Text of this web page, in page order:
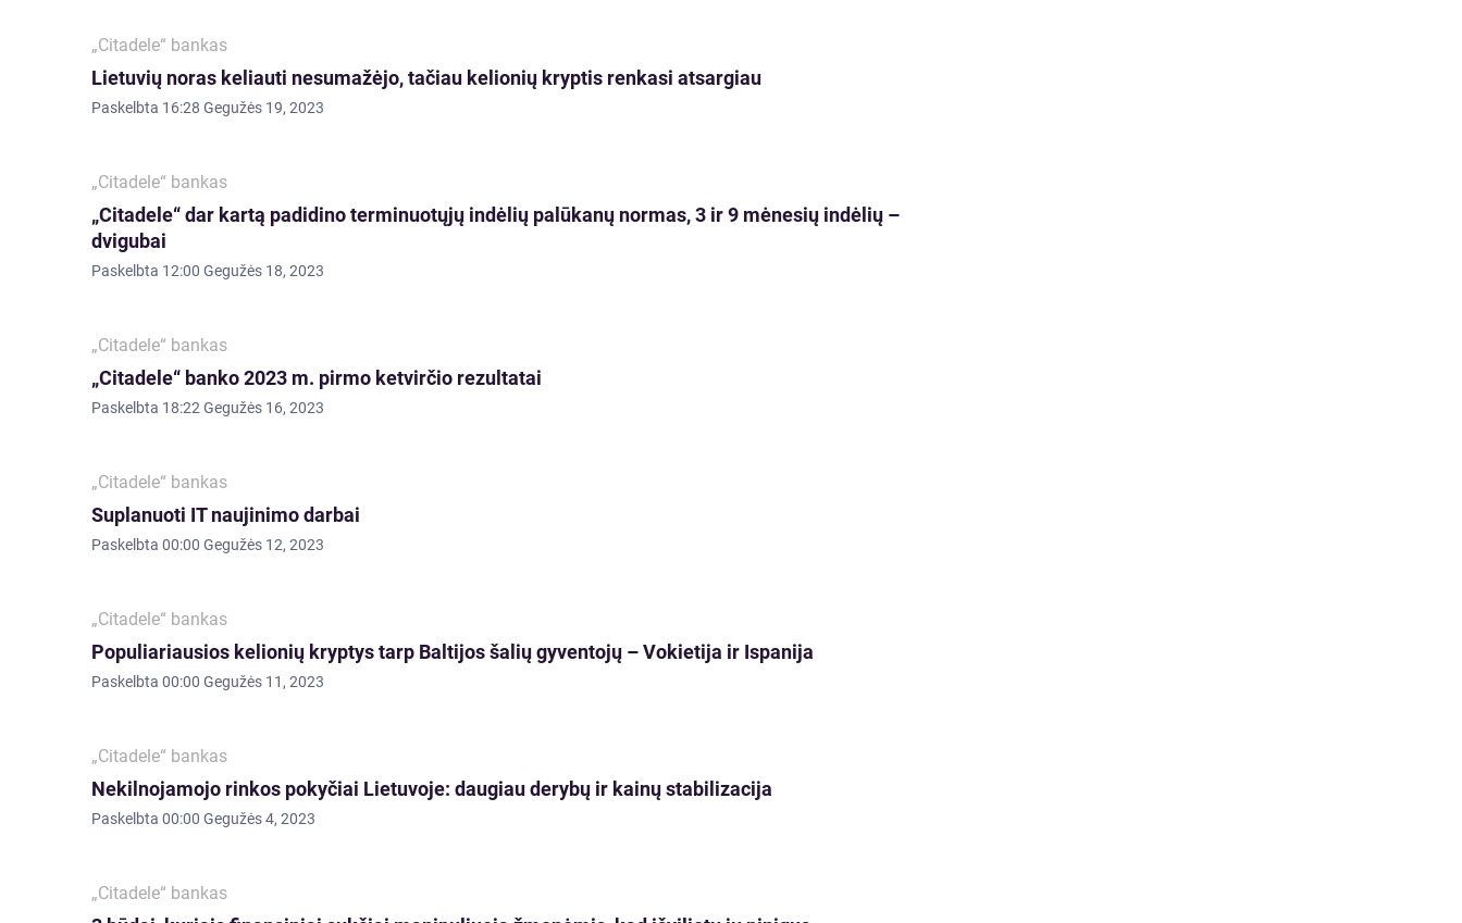
„Citadele“ bankas
Lietuvių noras keliauti nesumažėjo, tačiau kelionių kryptis renkasi atsargiau
Paskelbta 16:28 Gegužės 19, 2023
„Citadele“ bankas
„Citadele“ dar kartą padidino terminuotųjų indėlių palūkanų normas, 3 ir 9 mėnesių indėlių –
dvigubai
Paskelbta 12:00 Gegužės 18, 2023
„Citadele“ bankas
„Citadele“ banko 2023 m. pirmo ketvirčio rezultatai
Paskelbta 18:22 Gegužės 16, 2023
„Citadele“ bankas
Suplanuoti IT naujinimo darbai
Paskelbta 00:00 Gegužės 12, 2023
„Citadele“ bankas
Populiariausios kelionių kryptys tarp Baltijos šalių gyventojų – Vokietija ir Ispanija
Paskelbta 00:00 Gegužės 11, 2023
„Citadele“ bankas
Nekilnojamojo rinkos pokyčiai Lietuvoje: daugiau derybų ir kainų stabilizacija
Paskelbta 00:00 Gegužės 4, 2023
„Citadele“ bankas